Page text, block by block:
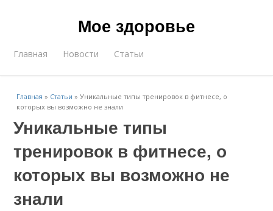
Мое здоровье
Главная Новости Статьи
Главная » Статьи »Уникальные типы тренировок в фитнесе, о
которых вы возможно не знали
Уникальные типы
тренировок в фитнесе, о
которых вы возможно не
знали